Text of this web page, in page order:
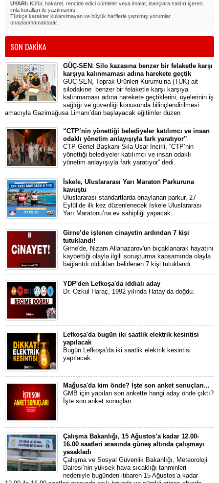
UYARI: Küfür, hakaret, rencide edici cümleler veya imalar, inançlara saldırı içeren,
imla kuralları ile yazılmamış,
Türkçe karakter kullanılmayan ve büyük harflerle yazılmış yorumlar
onaylanmamaktadır.
SON DAKİKA
GÜÇ-SEN: Silo kazasına benzer bir felaketle karşı
karşıya kalınmaması adına harekete geçtik
GÜÇ-SEN, Toprak Ürünleri Kurumu’na (TÜK) ait
silodakine benzer bir felaketle karşı karşıya
kalınmaması adına harekete geçtiklerini, üyelerinin iş
sağlığı ve güvenliği konusunda bilinçlendirilmesi
amacıyla Gazimağusa Limanı’dan başlayacak eğitimler düzen
“CTP’nin yönettiği belediyeler katılımcı ve insan
odaklı yönetim anlayışıyla fark yaratıyor”
CTP Genel Başkanı Sıla Usar İncirli, “CTP’nin
yönettiği belediyeler katılımcı ve insan odaklı
yönetim anlayışıyla fark yaratıyor” dedi.
İskele, Uluslararası Yarı Maraton Parkuruna
kavuştu
Uluslararası standartlarda onaylanan parkur, 27
Eylül’de ilk kez düzenlenecek İskele Uluslararası
Yarı Maratonu’na ev sahipliği yapacak.
Girne’de işlenen cinayetin ardından 7 kişi
tutuklandı!
Girne'de, Nizam Allanazarov'un bıçaklanarak hayatını
kaybettiği olayla ilgili soruşturma kapsamında olayla
bağlantılı oldukları belirlenen 7 kişi tutuklandı.
YDP'den Lefkoşa'da iddialı aday
Dr. Özkul Haraç, 1992 yılında Hatay’da doğdu.
Lefkoşa'da bugün iki saatlik elektrik kesintisi
yapılacak
Bugün Lefkoşa’da iki saatlik elektrik kesintisi
yapılacak.
Mağusa'da kim önde? İşte son anket sonuçları...
GMB için yapılan son ankette hangi aday önde çıktı?
İşte son anket sonuçları...
Çalışma Bakanlığı, 15 Ağustos’a kadar 12.00-
16.00 saatleri arasında güneş altında çalışmayı
yasakladı
Çalışma ve Sosyal Güvenlik Bakanlığı, Meteoroloji
Dairesi’nin yüksek hava sıcaklığı tahminleri
nedeniyle bugünden itibaren 15 Ağustos’a kadar